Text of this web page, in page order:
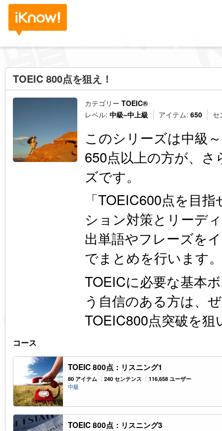
TOEIC 800点を狙え！
カテゴリー TOEIC®
レベル: 中級–中上級 アイテム: 650 セ
このシリーズは中級
650点以上の方が、
ズです。
「TOEIC600点を目
ション対策とリーデ
出単語やフレーズを
でまとめを行います。
TOEICに必要な基本
う自信のある方は、
TOEIC800点突破を
コース
TOEIC 800点：リスニング1
80 アイテム 240 センテンス
116,658 ユーザー
中級
TOEIC 800点：リスニング3